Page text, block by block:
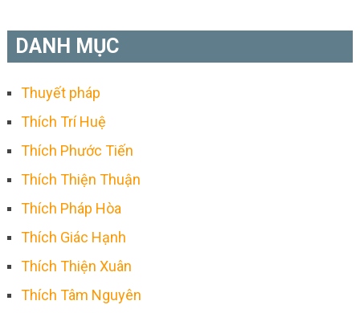
DANH MỤC
Thuyết pháp
Thích Trí Huệ
Thích Phước Tiến
Thích Thiện Thuận
Thích Pháp Hòa
Thích Giác Hạnh
Thích Thiện Xuân
Thích Tâm Nguyên